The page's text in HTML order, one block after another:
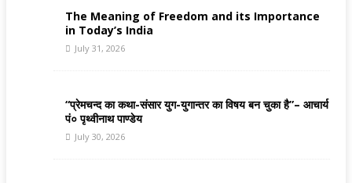
The Meaning of Freedom and its Importance
in Today’s India
July 31, 2026
“प्रेमचन्द का कथा-संसार युग-युगान्तर का विषय बन चुका है”– आचार्य
पं० पृथ्वीनाथ पाण्डेय
July 30, 2026